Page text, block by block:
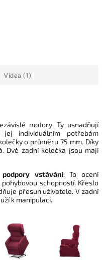
Videa (1)
motory. Ty usnadňují
individuálním potřebám
o průměru 75 mm. Díky
Dvě zadní kolečka jsou mají
vstávání. To ocení
schopností. Křeslo
přesun uživatele. V zadní
k manipulaci.